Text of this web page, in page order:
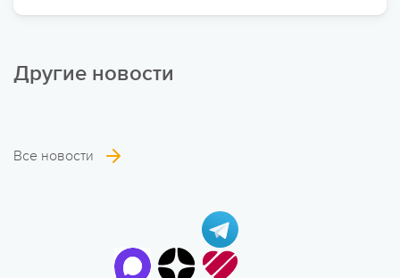
Другие новости
Все новости